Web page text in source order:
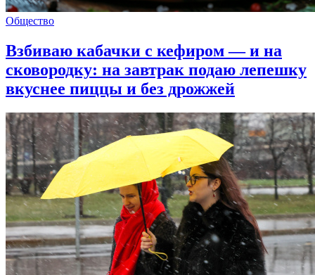
Общество
Взбиваю кабачки с кефиром — и на
сковородку: на завтрак подаю лепешку
вкуснее пиццы и без дрожжей